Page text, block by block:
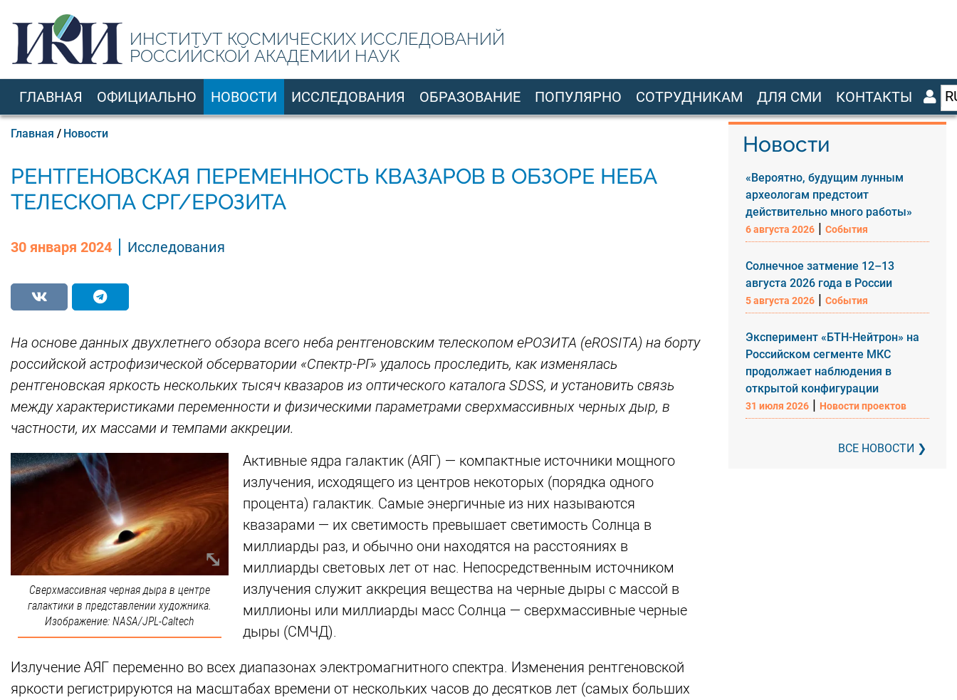
основному
содержанию
ИНСТИТУТ КОСМИЧЕСКИХ ИССЛЕДОВАНИЙ
РОССИЙСКОЙ АКАДЕМИИ НАУК
ГЛАВНАЯ ОФИЦИАЛЬНО НОВОСТИ ИССЛЕДОВАНИЯ ОБРАЗОВАНИЕ ПОПУЛЯРНО СОТРУДНИКАМ ДЛЯ СМИ КОНТАКТЫ
Строка
навигации
Главная Новости
РЕНТГЕНОВСКАЯ ПЕРЕМЕННОСТЬ КВАЗАРОВ В ОБЗОРЕ НЕБА
ТЕЛЕСКОПА СРГ/ЕРОЗИТА
30 января 2024 Исследования
На основе данных двухлетнего обзора всего неба рентгеновским телескопом еРОЗИТА (eROSITA) на борту
российской астрофизической обсерватории «Спектр-РГ» удалось проследить, как изменялась
рентгеновская яркость нескольких тысяч квазаров из оптического каталога SDSS, и установить связь
между характеристиками переменности и физическими параметрами сверхмассивных черных дыр, в
частности, их массами и темпами аккреции.
Сверхмассивная черная дыра в центре
галактики в представлении художника.
Изображение: NASA/JPL-Caltech
Активные ядра галактик (АЯГ) — компактные источники мощного
излучения, исходящего из центров некоторых (порядка одного
процента) галактик. Самые энергичные из них называются
квазарами — их светимость превышает светимость Солнца в
миллиарды раз, и обычно они находятся на расстояниях в
миллиарды световых лет от нас. Непосредственным источником
излучения служит аккреция вещества на черные дыры с массой в
миллионы или миллиарды масс Солнца — сверхмассивные черные
дыры (СМЧД).
Излучение АЯГ переменно во всех диапазонах электромагнитного спектра. Изменения рентгеновской
яркости регистрируются на масштабах времени от нескольких часов до десятков лет (самых больших
Новости
«Вероятно, будущим лунным
археологам предстоит
действительно много работы»
6 августа 2026 | События
Солнечное затмение 12–13
августа 2026 года в России
5 августа 2026 | События
Эксперимент «БТН-Нейтрон» на
Российском сегменте МКС
продолжает наблюдения в
открытой конфигурации
31 июля 2026 | Новости проектов
ВСЕ НОВОСТИ